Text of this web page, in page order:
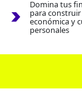
Domina tus
para
económica y
personales